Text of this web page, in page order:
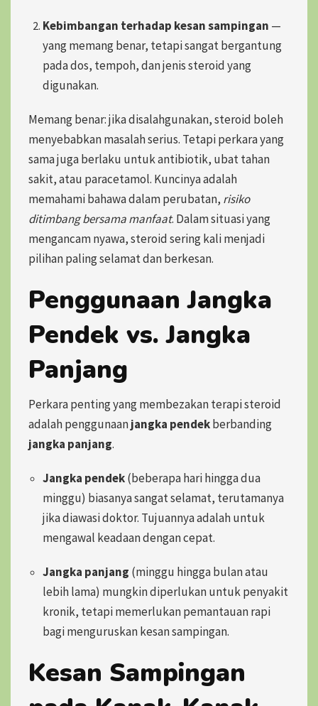
Kebimbangan terhadap kesan sampingan —
yang memang benar, tetapi sangatbergantung
pada dos, tempoh, dan jenis steroid yang
digunakan.
Memang benar: jika disalahgunakan, steroid boleh
menyebabkan masalah serius. Tetapi perkara yang
sama juga berlaku untuk antibiotik, ubat tahan
sakit, atau paracetamol. Kuncinya adalah
memahami bahawa dalam perubatan, risiko
ditimbang bersama manfaat. Dalam situasi yang
mengancam nyawa, steroid sering kali menjadi
pilihan paling selamat dan berkesan.
Penggunaan Jangka
Pendek vs. Jangka
Panjang
Perkara penting yang membezakan terapi steroid
adalah penggunaanjangka pendekberbanding
jangka panjang.
Jangka pendek(beberapa hari hingga dua
minggu) biasanya sangat selamat, terutamanya
jika diawasi doktor. Tujuannya adalah untuk
mengawal keadaan dengan cepat.
Jangka panjang (minggu hingga bulan atau
lebih lama) mungkin diperlukan untuk penyakit
kronik, tetapi memerlukan pemantauan rapi
bagi menguruskan kesan sampingan.
Kesan Sampingan